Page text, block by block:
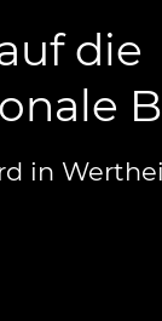
die
in